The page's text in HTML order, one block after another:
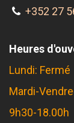
+352 27
Heures
Lundi: Fermé
Mardi-
9h30-18.00h